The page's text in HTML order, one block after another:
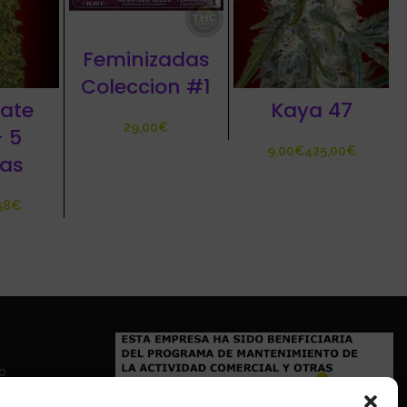
5
€
Feminizadas
Coleccion #1
€
Kaya 47
€ €